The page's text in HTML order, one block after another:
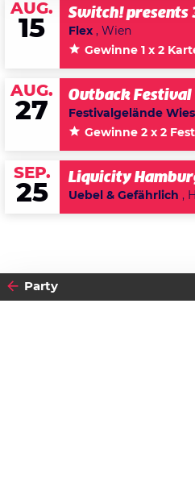
AUG.
15
Switch!
Flex , Wien
Gewinne 1 x 2
AUG.
27
Outback Festival
Festivalgelände
Gewinne 2 x 2
SEP.
25
Liquicity
Uebel & Gefährlich ,
Party